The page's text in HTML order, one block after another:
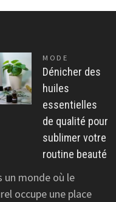
MODE
Dénicher des
huiles
essentielles
de qualité pour
sublimer votre
routine beauté
un monde où le
occupe une place